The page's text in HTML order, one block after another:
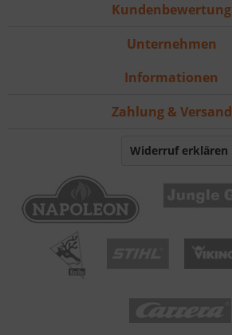
Kundenbewertung
Unternehmen
Informationen
Zahlung & Versand
Widerruf erklären